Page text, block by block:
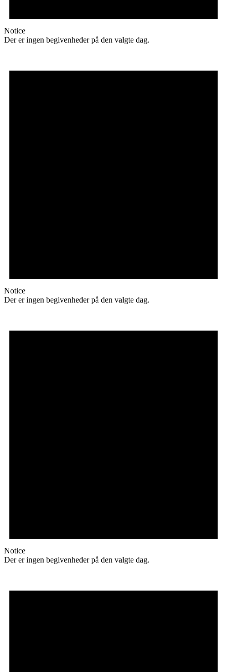
Notice
Der er ingen begivenheder på den valgte dag.
Notice
Der er ingen begivenheder på den valgte dag.
Notice
Der er ingen begivenheder på den valgte dag.